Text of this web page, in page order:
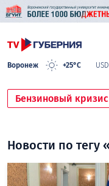
Воронеж +25°C USD
Бензиновый кризис
Новости по тегу